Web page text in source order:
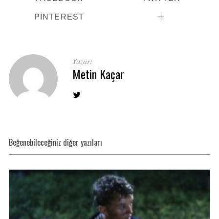
PINTEREST
Yazar:
Metin Kaçar
Beğenebileceğiniz diğer yazıları